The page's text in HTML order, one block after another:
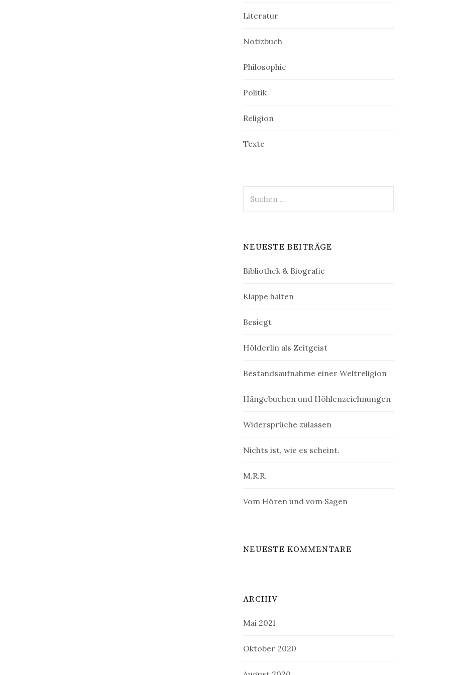
Literatur
Notizbuch
Philosophie
Politik
Religion
Texte
nach:
NEUESTE BEITRÄGE
Bibliothek & Biografie
Klappe halten
Besiegt
Hölderlin als Zeitgeist
Bestandsaufnahme einer Weltreligion
Hängebuchen und Höhlenzeichnungen
Widersprüche zulassen
Nichts ist, wie es scheint.
M.R.R.
Vom Hören und vom Sagen
NEUESTE KOMMENTARE
ARCHIV
Mai 2021
Oktober 2020